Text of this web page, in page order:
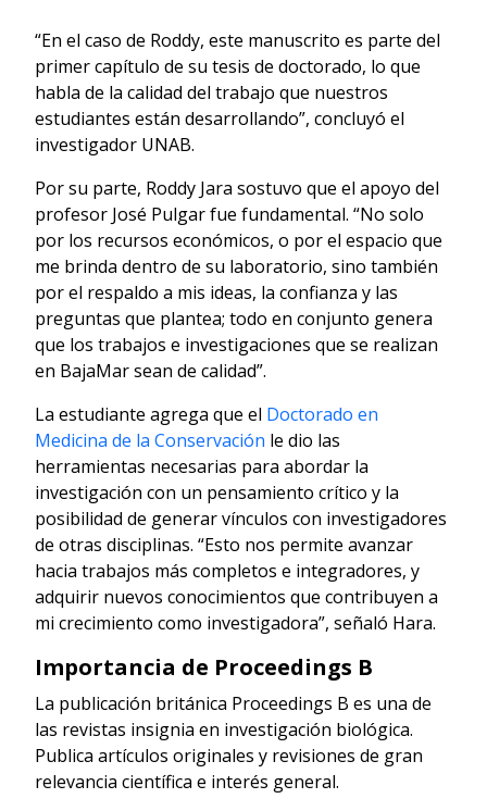
“En el caso de Roddy, este manuscrito es parte del
primer capítulo de su tesis de doctorado, lo que
habla de la calidad del trabajo que nuestros
estudiantes están desarrollando”, concluyó el
investigador UNAB.
Por su parte, Roddy Jara sostuvo que el apoyo del
profesor José Pulgar fue fundamental. “No solo
por los recursos económicos, o por el espacio que
me brinda dentro de su laboratorio, sino también
por el respaldo a mis ideas, la confianza y las
preguntas que plantea; todo en conjunto genera
que los trabajos e investigaciones que se realizan
en BajaMar sean de calidad”.
La estudiante agrega que el Doctorado en
Medicina de la Conservación le dio las
herramientas necesarias para abordar la
investigación con un pensamiento crítico y la
posibilidad de generar vínculos con investigadores
de otras disciplinas. “Esto nos permite avanzar
hacia trabajos más completos e integradores, y
adquirir nuevos conocimientos que contribuyen a
mi crecimiento como investigadora”, señaló Hara.
Importancia de Proceedings B
La publicación británica Proceedings B es una de
las revistas insignia en investigación biológica.
Publica artículos originales y revisiones de gran
relevancia científica e interés general.